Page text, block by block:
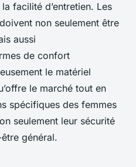
facilité d’entretien. Les
doivent non seulement être
aussi
de confort
le matériel
le marché tout en
spécifiques des femmes
seulement leur sécurité
général.